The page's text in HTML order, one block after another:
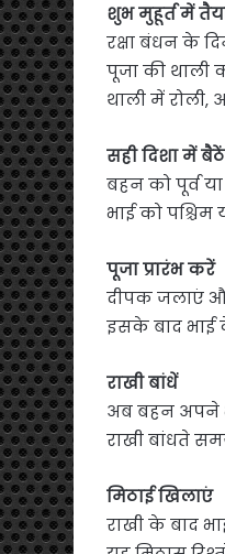
शुभ मुहूर्त में
रक्षा बंधन के
पूजा की थाली
थाली में रोली,
सही दिशा में बैठें
बहन को पूर्व
भाई को
पूजा प्रारंभ करें
दीपक जलाएं
इसके बाद भाई
राखी बांधें
अब बहन अपने
राखी बांधते
मिठाई खिलाएं
राखी के बाद